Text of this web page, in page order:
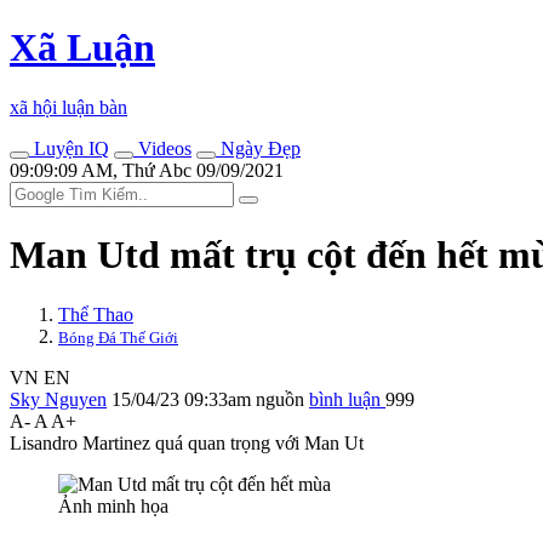
Xã Luận
xã hội luận bàn
Luyện IQ
Videos
Ngày Đẹp
09:09:09 AM, Thứ Abc 09/09/2021
Man Utd mất trụ cột đến hết
Thể Thao
Bóng Đá Thế Giới
VN EN
Sky Nguyen 15/04/23 09:33am nguồn bình luận 999
A- A A+
Lisandro Martinez quá quan trọng với Man Ut
Ảnh minh họa